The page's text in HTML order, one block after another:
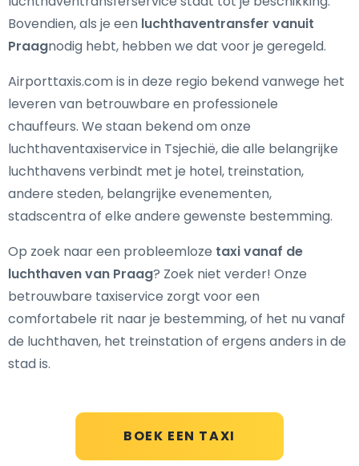
BOEK EEN TAXI
Bovendien, als je een luchthaventransfer vanuit
Praagnodig hebt, hebben we dat voor je geregeld.
Airporttaxis.com is in deze regio bekend vanwege het
leveren van betrouwbare en professionele
chauffeurs. We staan bekend om onze
luchthaventaxiservice in Tsjechië, die alle belangrijke
luchthavens verbindt met je hotel, treinstation,
andere steden, belangrijke evenementen,
stadscentra of elke andere gewenste bestemming.
Op zoek naar een probleemloze taxi vanaf de
luchthaven van Praag? Zoek niet verder! Onze
betrouwbare taxiservice zorgt voor een
comfortabele rit naar je bestemming, of het nu vanaf
de luchthaven, het treinstation of ergens anders in de
stad is.